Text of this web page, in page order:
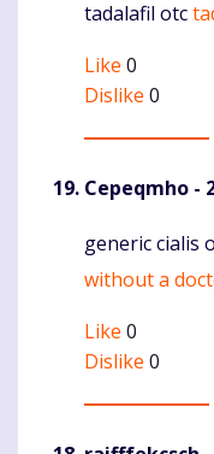
Komentaras
tadalafil otc
Like 0
Dislike 0
Cepeqmho -
Komentaras
generic cialis
without a
Like 0
Dislike 0